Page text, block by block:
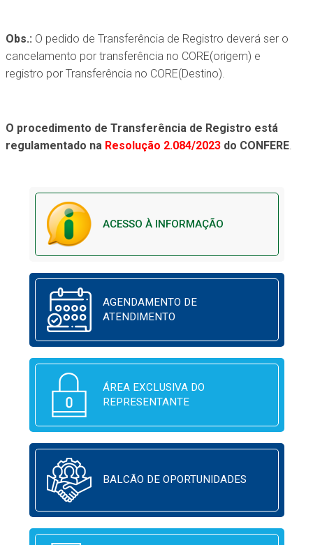
Obs.: O pedido de Transferência de Registro deverá ser o
cancelamento por transferência no CORE(origem) e
registro por Transferência no CORE(Destino).
O procedimento de Transferência de Registro está
regulamentado na Resolução 2.084/2023do CONFERE.
ACESSO À INFORMAÇÃO
AGENDAMENTO DE
ATENDIMENTO
ÁREA EXCLUSIVA DO
REPRESENTANTE
BALCÃO DE OPORTUNIDADES